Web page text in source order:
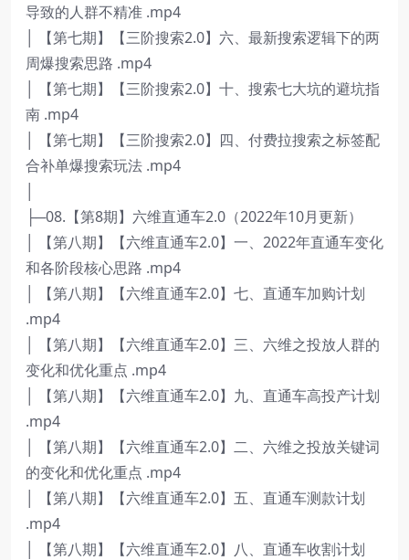
导致的人群不精准 .mp4
│ 【第七期】【三阶搜索2.0】六、最新搜索逻辑下的两
周爆搜索思路 .mp4
│ 【第七期】【三阶搜索2.0】十、搜索七大坑的避坑指
南 .mp4
│ 【第七期】【三阶搜索2.0】四、付费拉搜索之标签配
合补单爆搜索玩法 .mp4
├─08.【第8期】六维直通车2.0（2022年10月更新）
│ 【第八期】【六维直通车2.0】一、2022年直通车变化
和各阶段核心思路 .mp4
│ 【第八期】【六维直通车2.0】七、直通车加购计划
.mp4
│ 【第八期】【六维直通车2.0】三、六维之投放人群的
变化和优化重点 .mp4
│ 【第八期】【六维直通车2.0】九、直通车高投产计划
.mp4
│ 【第八期】【六维直通车2.0】二、六维之投放关键词
的变化和优化重点 .mp4
│ 【第八期】【六维直通车2.0】五、直通车测款计划
.mp4
│ 【第八期】【六维直通车2.0】八、直通车收割计划